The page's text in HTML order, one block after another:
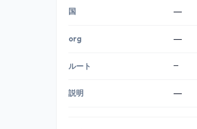
国 —
org —
ルート —
説明 —